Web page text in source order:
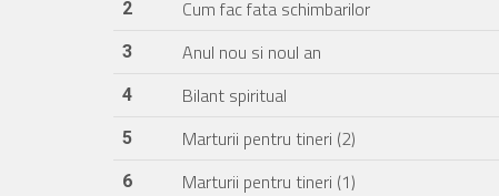
2 Cum fac fata schimbarilor
3 Anul nou si noul an
4 Bilant spiritual
5 Marturii pentru tineri (2)
6 Marturii pentru tineri (1)